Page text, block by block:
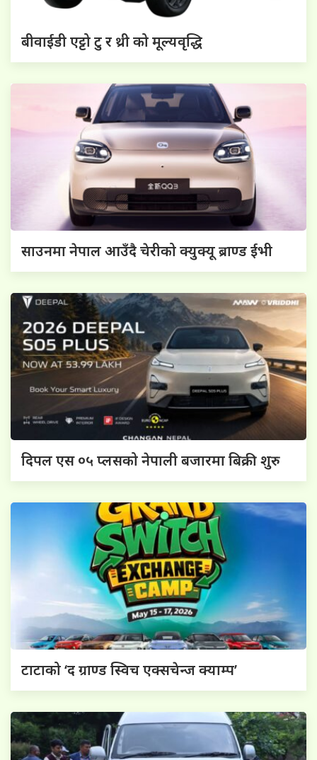
बीवाईडी एट्टो टु र थ्री को मूल्यवृद्धि
साउनमा नेपाल आउँदै चेरीको क्युक्यू ब्राण्ड ईभी
दिपल एस ०५ प्लसको नेपाली बजारमा बिक्री शुरु
टाटाको ‘द ग्राण्ड स्विच एक्सचेन्ज क्याम्प’